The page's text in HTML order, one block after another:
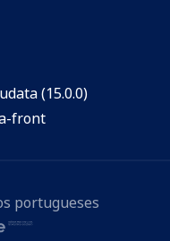
(15.0.0)
front
portugueses